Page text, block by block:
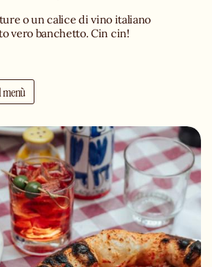
o un calice di vino italiano
vero banchetto. Cin cin!
menù